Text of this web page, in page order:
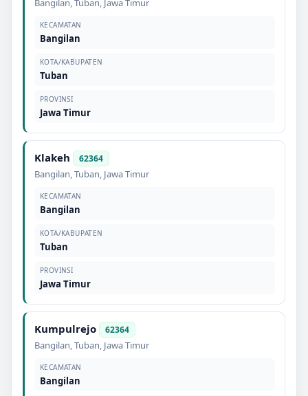
Bangilan,Tuban, Jawa Timur
KECAMATAN
Bangilan
KOTA/KABUPATEN
Tuban
PROVINSI
Jawa Timur
Klakeh 62364
Bangilan,Tuban, Jawa Timur
KECAMATAN
Bangilan
KOTA/KABUPATEN
Tuban
PROVINSI
Jawa Timur
Kumpulrejo 62364
Bangilan,Tuban, Jawa Timur
KECAMATAN
Bangilan